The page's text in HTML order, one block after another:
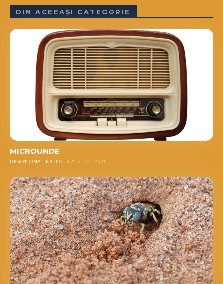
DIN ACEEAȘI CATEGORIE
MICROUNDE
DEVOȚIONAL EXPLO 6 AUGUST 2026